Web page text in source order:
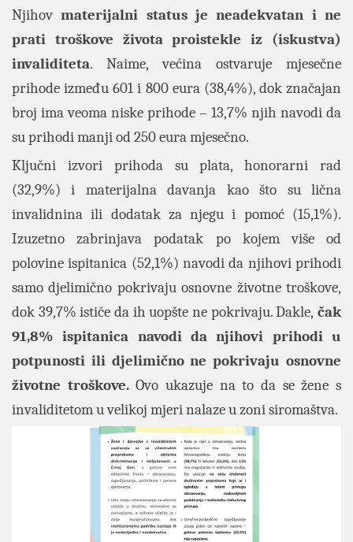
Njihovmaterijalni status je neadekvatan i ne
prati troškove života proistekle iz (iskustva)
invaliditeta. Naime, većina ostvaruje mjesečne
prihode između 601 i 800 eura (38,4%), dok značajan
broj ima veoma niske prihode – 13,7% njih navodi da
su prihodi manji od 250 eura mjesečno.
Ključni izvori prihoda su plata, honorarni rad
(32,9%) i materijalna davanja kao što su lična
invalidnina ili dodatak za njegu i pomoć (15,1%).
Izuzetno zabrinjava podatak po kojem više od
polovine ispitanica (52,1%) navodi da njihovi prihodi
samo djelimično pokrivaju osnovne životne troškove,
dok 39,7% ističe da ih uopšte ne pokrivaju. Dakle, čak
91,8% ispitanica navodi da njihovi prihodi u
potpunosti ili djelimično ne pokrivaju osnovne
životne troškove.Ovo ukazuje na to da se žene s
invaliditetom u velikoj mjeri nalaze u zoni siromaštva.